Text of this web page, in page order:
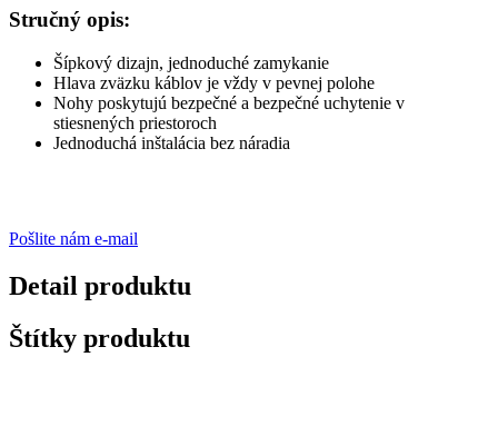
Stručný opis:
Šípkový dizajn, jednoduché zamykanie
Hlava zväzku káblov je vždy v pevnej polohe
Nohy poskytujú bezpečné a bezpečné uchytenie v
stiesnených priestoroch
Jednoduchá inštalácia bez náradia
Pošlite nám e-mail
Detail produktu
Štítky produktu